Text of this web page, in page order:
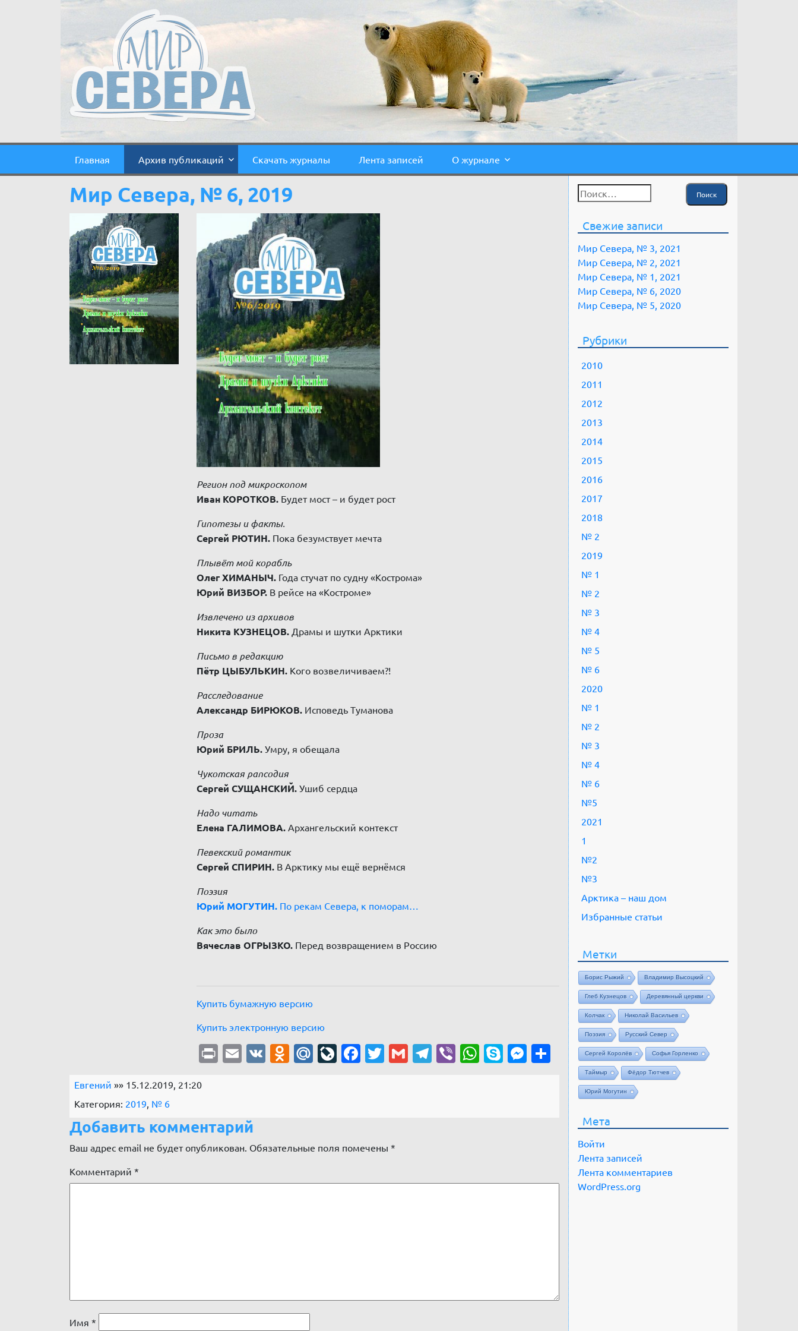
Главная Архив публикаций Скачать журналы Лента записей О журнале
Мир Севера, № 6, 2019
Регион под микроскопом
Иван КОРОТКОВ.Будет мост – и будет рост
Гипотезы и факты.
Сергей РЮТИН.Пока безумствует мечта
Плывёт мой корабль
Олег ХИМАНЫЧ.Года стучат по судну «Кострома»
Юрий ВИЗБОР. В рейсе на «Костроме»
Извлечено из архивов
Никита КУЗНЕЦОВ.Драмы и шутки Арктики
Письмо в редакцию
Пётр ЦЫБУЛЬКИН.Кого возвеличиваем?!
Расследование
Александр БИРЮКОВ.Исповедь Туманова
Проза
Юрий БРИЛЬ.Умру, я обещала
Чукотская рапсодия
Сергей СУЩАНСКИЙ.Ушиб сердца
Надо читать
Елена ГАЛИМОВА.Архангельский контекст
Певекский романтик
Сергей СПИРИН.В Арктику мы ещё вернёмся
Поэзия
Юрий МОГУТИН.По рекам Севера, к поморам…
Как это было
Вячеслав ОГРЫЗКО.Перед возвращением в Россию
Купить бумажную версию
Купить электронную версию
PrintEmail
VKOdnoklassniki
Mail.Ru
LiveJournal
Facebook
Twitter
GmailTelegram
ViberWhatsApp
SkypeMessenger
Отправить
Евгений »» 15.12.2019, 21:20
Категория: 2019, № 6
Добавить комментарий
Ваш адрес email не будет опубликован. Обязательные поля помечены *
Комментарий *
Имя *
Найти:
Свежие записи
Мир Севера, № 3, 2021
Мир Севера, № 2, 2021
Мир Севера, № 1, 2021
Мир Севера, № 6, 2020
Мир Севера, № 5, 2020
Рубрики
2010
2011
2012
2013
2014
2015
2016
2017
2018
№ 2
2019
№ 1
№ 2
№ 3
№ 4
№ 5
№ 6
2020
№ 1
№ 2
№ 3
№ 4
№ 6
№5
2021
1
№2
№3
Арктика – наш дом
Избранные статьи
Метки
Борис Рыжий Владимир Высоцкий
Глеб Кузнецов Деревянный церкви
Колчак Николай Васильев
Поэзия Русский Север
Сергей Королёв Софья Горленко
Таймыр Фёдор Тютчев
Юрий Могутин
Мета
Войти
Лента записей
Лента комментариев
WordPress.org